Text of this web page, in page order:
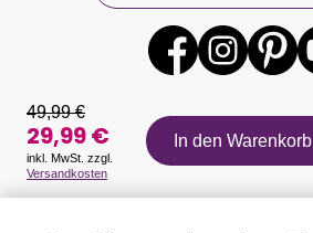
Auszeichnungen
49,99 €
29,99 €
inkl. MwSt. zzgl.
Versandkosten
In den Warenkorb